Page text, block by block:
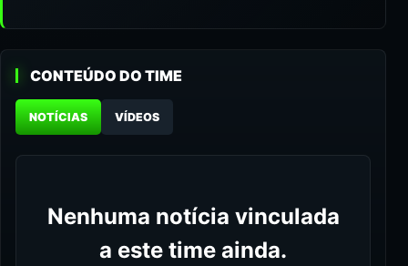
CONTEÚDO DO TIME
NOTÍCIAS VÍDEOS
Nenhuma notícia vinculada
a este time ainda.